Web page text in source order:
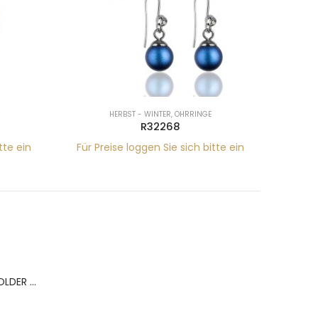
ein
HERBST - WINTER, OHRRINGE
R32268
Für Preise loggen Sie sich bitte ein
BERNS ACR.RING HOLDER 180*120MM FOR 9 RINGS